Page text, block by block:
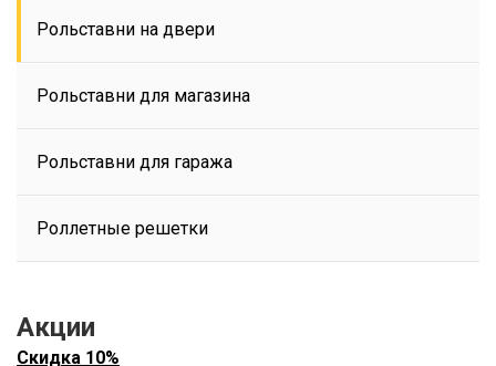
Рольставни на двери
Рольставни для магазина
Рольставни для гаража
Роллетные решетки
Акции
Скидка 10%